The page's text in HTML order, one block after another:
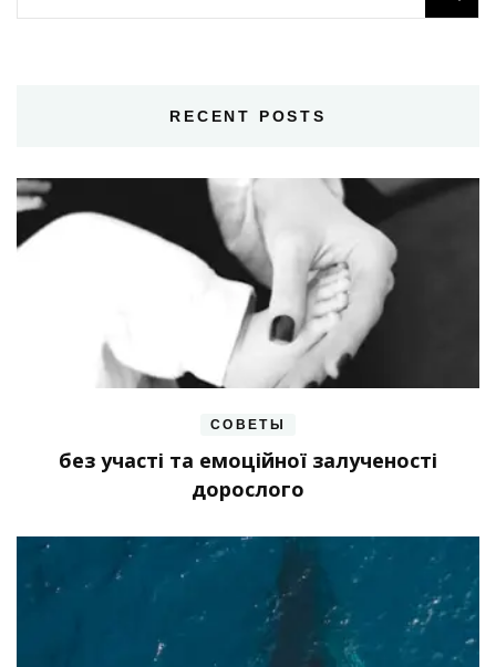
RECENT POSTS
СОВЕТЫ
без участі та емоційної залученості
дорослого